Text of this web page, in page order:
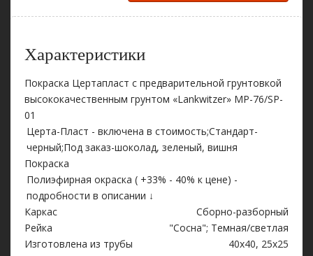
Характеристики
Покраска Цертапласт с предварительной грунтовкой
высококачественным грунтом «Lankwitzer» MP-76/SP-
01
Церта-Пласт - включена в стоимость;Стандарт-
черный;Под заказ-шоколад, зеленый, вишня
Покраска
Полиэфирная окраска ( +33% - 40% к цене) -
подробности в описании ↓
Каркас
Сборно-разборный
Рейка
"Сосна"; Темная/светлая
Изготовлена из трубы
40х40, 25х25